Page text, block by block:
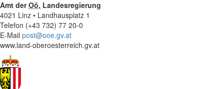
Amt derOö. Landesregierung
4021 Linz • Landhausplatz 1
Telefon (+43 732) 77 20-0
E-Mail post@ooe.gv.at
www.land-oberoesterreich.gv.at